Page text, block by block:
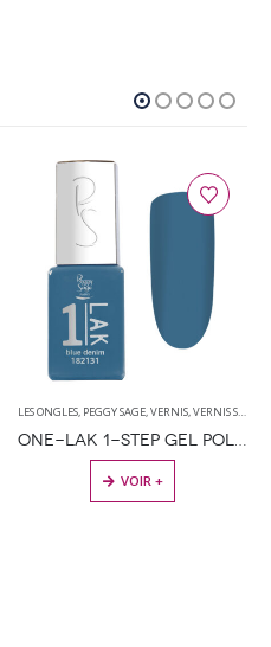
LES ONGLES, PEGGY SAGE,VERNIS,VERNIS SEMI PERMANENT
ONE-LAK 1-STEP GEL POLISH BLUE DENIM – 5ML
VOIR +